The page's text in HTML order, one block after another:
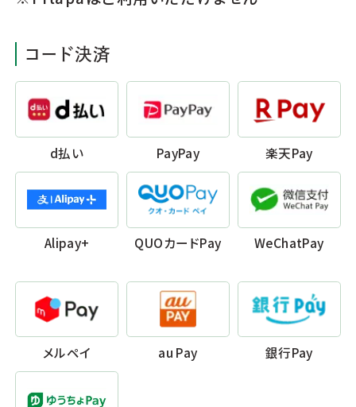
コード決済
d払い PayPay 楽天Pay
Alipay+ QUOカードPay WeChatPay
メルペイ au Pay 銀行Pay